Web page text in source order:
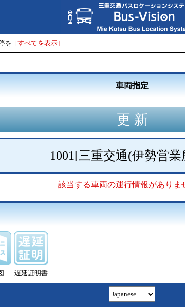
を [すべてを表示]
車両指定
1001[三重交通(伊勢営業
該当する車両の運行情報がありま
遅延証明書